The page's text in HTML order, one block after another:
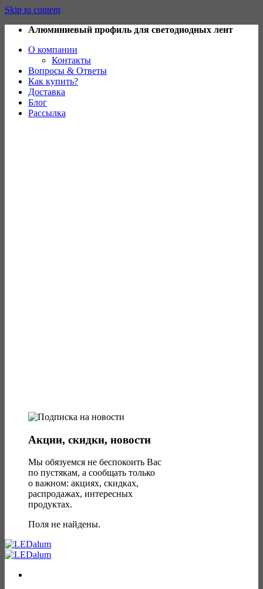
Skip to content
Алюминиевый профиль для светодиодных лент
О компании
Контакты
Вопросы & Ответы
Как купить?
Доставка
Блог
Рассылка
Акции, скидки, новости
Мы обязуемся не беспокоить Вас
по пустякам, а сообщать только
о важном: акциях, скидках,
распродажах, интересных
продуктах.
Поля не найдены.